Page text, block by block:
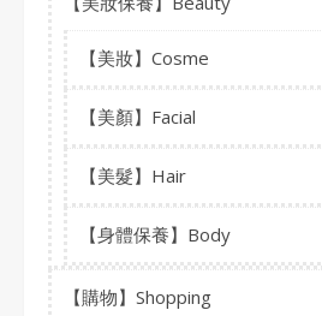
【美妝】Cosme
【美顏】Facial
【美髮】Hair
【身體保養】Body
【購物】Shopping